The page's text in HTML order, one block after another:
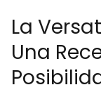
La
Una